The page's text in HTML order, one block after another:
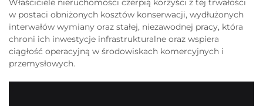
Właściciele nieruchomości czerpią korzyści z tej trwałości
w postaci obniżonych kosztów konserwacji, wydłużonych
interwałów wymiany oraz stałej, niezawodnej pracy, która
chroni ich inwestycje infrastrukturalne oraz wspiera
ciągłość operacyjną w środowiskach komercyjnych i
przemysłowych.